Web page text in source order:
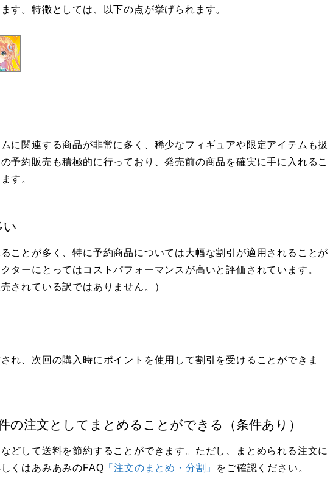
す。特徴としては、以下の点が挙げられます。
に関連する商品が非常に多く、稀少なフィギュアや限定アイテムも扱
予約販売も積極的に行っており、発売前の商品を確実に手に入れるこ
す。
い
ことが多く、特に予約商品については大幅な割引が適用されることが
ターにとってはコストパフォーマンスが高いと評価されています。
されている訳ではありません。）
れ、次回の購入時にポイントを使用して割引を受けることができま
の注文としてまとめることができる（条件あり）
どして送料を節約することができます。ただし、まとめられる注文に
くはあみあみのFAQ 「注文のまとめ・分割」 をご確認ください。